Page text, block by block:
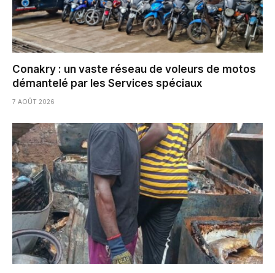
Conakry : un vaste réseau de voleurs de motos
démantelé par les Services spéciaux
7 AOÛT 2026